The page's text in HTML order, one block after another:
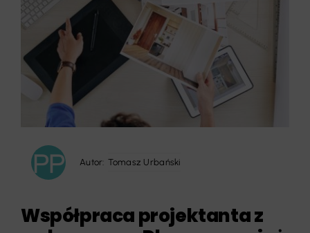
Autor: Tomasz Urbański
Współpraca projektanta z